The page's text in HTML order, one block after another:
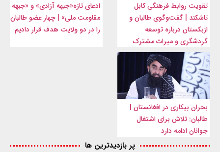
تقویت روابط فرهنگی کابل
تاشکند | گفت‌وگوی طالبان و
ازبکستان درباره توسعه
گردشگری و میراث مشترک
ادعای تازه«جبهه آزادی» و «جبهه
مقاومت ملی» | چهار عضو طالبان
را در دو ولایت هدف قرار دادیم
بحران بیکاری در افغانستان |
طالبان: تلاش برای اشتغال
جوانان ادامه دارد
پر بازدیدترین ها